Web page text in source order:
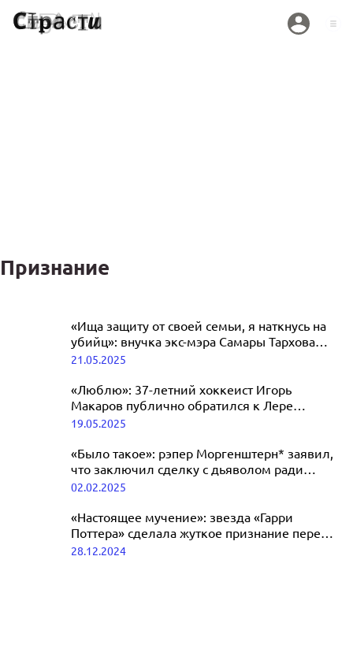
Признание
«Люблю! Женя П»: Татьяна Брухунова
похвасталась неожиданным подарком
от Петросяна
«Ища защиту от своей семьи, я наткнусь на
убийц»: внучка экс-мэра Самары Тархова
написала исповедальное письмо
21.05.2025
«Люблю»: 37-летний хоккеист Игорь
Макаров публично обратился к Лере
Кудрявцевой
19.05.2025
«Было такое»: рэпер Моргенштерн* заявил,
что заключил сделку с дьяволом ради
славы
02.02.2025
«Настоящее мучение»: звезда «Гарри
Поттера» сделала жуткое признание перед
смертью
28.12.2024